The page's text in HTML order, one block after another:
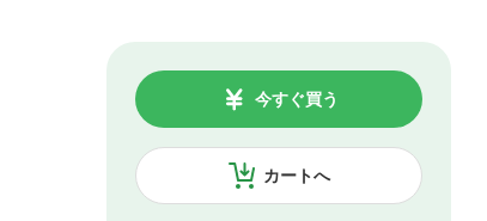
カートへ
今すぐ買う